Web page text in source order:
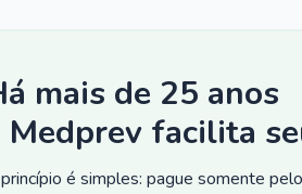
mais de 25 anos
Medprev facilita
é simples: pague somente